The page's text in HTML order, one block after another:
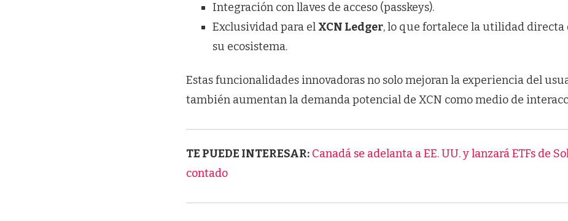
Integración con llaves de acceso (passkeys).
Exclusividad para el XCN Ledger, lo que fortalece la utilidad directa
su ecosistema.
Estas funcionalidades innovadoras no solo mejoran la experiencia del
también aumentan la demanda potencial de XCN como medio de
TE PUEDE INTERESAR: Canadá se adelanta a EE. UU. y lanzará ETFs de
contado